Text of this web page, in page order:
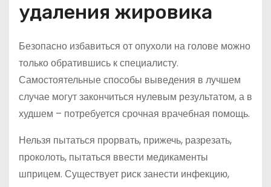
удаления жировика
Безопасно избавиться от опухоли на голове можно
только обратившись к специалисту.
Самостоятельные способы выведения в лучшем
случае могут закончиться нулевым результатом, а в
худшем – потребуется срочная врачебная помощь.
Нельзя пытаться прорвать, прижечь, разрезать,
проколоть, пытаться ввести медикаменты
шприцем. Существует риск занести инфекцию,